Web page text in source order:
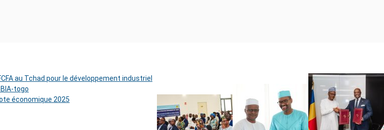
au Tchad pour le développement industriel
togo
économique 2025